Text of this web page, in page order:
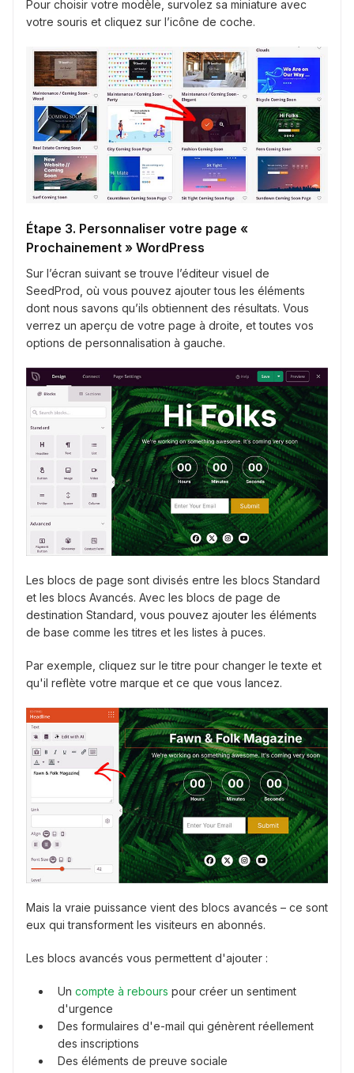
Pour choisir votre modèle, survolez sa miniature avec
votre souris et cliquez sur l’icône de coche.
Étape 3. Personnaliser votre page «
Prochainement » WordPress
Sur l’écran suivant se trouve l’éditeur visuel de
SeedProd, où vous pouvez ajouter tous les éléments
dont nous savons qu’ils obtiennent des résultats. Vous
verrez un aperçu de votre page à droite, et toutes vos
options de personnalisation à gauche.
Les blocs de page sont divisés entre les blocs Standard
et les blocs Avancés. Avec les blocs de page de
destination Standard, vous pouvez ajouter les éléments
de base comme les titres et les listes à puces.
Par exemple, cliquez sur le titre pour changer le texte et
qu'il reflète votre marque et ce que vous lancez.
Mais la vraie puissance vient des blocs avancés – ce sont
eux qui transforment les visiteurs en abonnés.
Les blocs avancés vous permettent d'ajouter :
Un compte à rebours pour créer un sentiment
d'urgence
Des formulaires d'e-mail qui génèrent réellement
des inscriptions
Des éléments de preuve sociale